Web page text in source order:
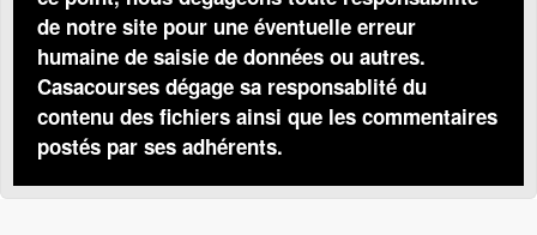
de notre site pour une éventuelle erreur
humaine de saisie de données ou autres.
Casacourses dégage sa responsablité du
contenu des fichiers ainsi que les commentaires
postés par ses adhérents.